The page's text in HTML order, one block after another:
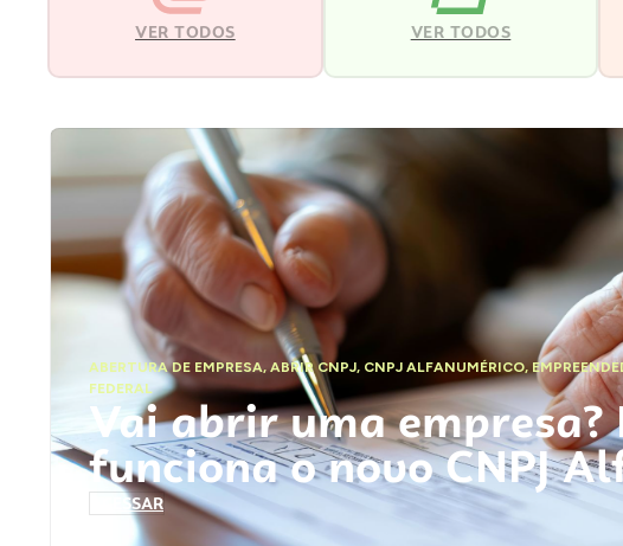
VER TODOS VER TODOS
ABERTURA DE EMPRESA,ABRIR CNPJ, CNPJ ALFANUMÉRICO,
FEDERAL
Vai abrir uma empresa?
funciona o novo CNPJ
ACESSAR